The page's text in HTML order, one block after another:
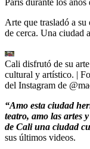
París durante los
Arte que trasladó a
de cerca. Una ciudad
Cali disfrutó de su
cultural y artístico. |
del Instagram de
“Amo esta ciudad
teatro, amo las artes
de Cali una ciudad
sus últimos videos.